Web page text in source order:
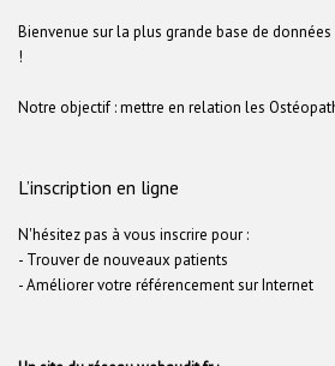
Bienvenue sur la plus grande base de
!
Notre objectif : mettre en relation les
L’inscription en ligne
N'hésitez pas à vous inscrire pour :
- Trouver de nouveaux patients
- Améliorer votre référencement sur Internet